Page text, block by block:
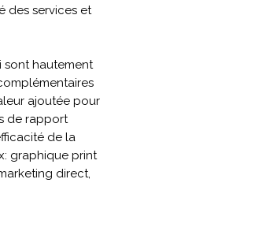
des services et
sont hautement
ajoutée pour
de rapport
de la
graphique print
direct,